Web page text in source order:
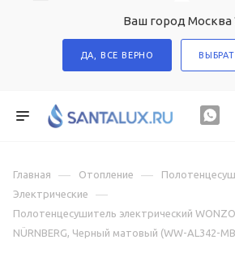
Ваш город Москва
ДА, ВСЕ ВЕРНО
Главная — Отопление —
Электрические —
Полотенцесушитель электрический
NÜRNBERG, Черный матовый (WW-AL342-